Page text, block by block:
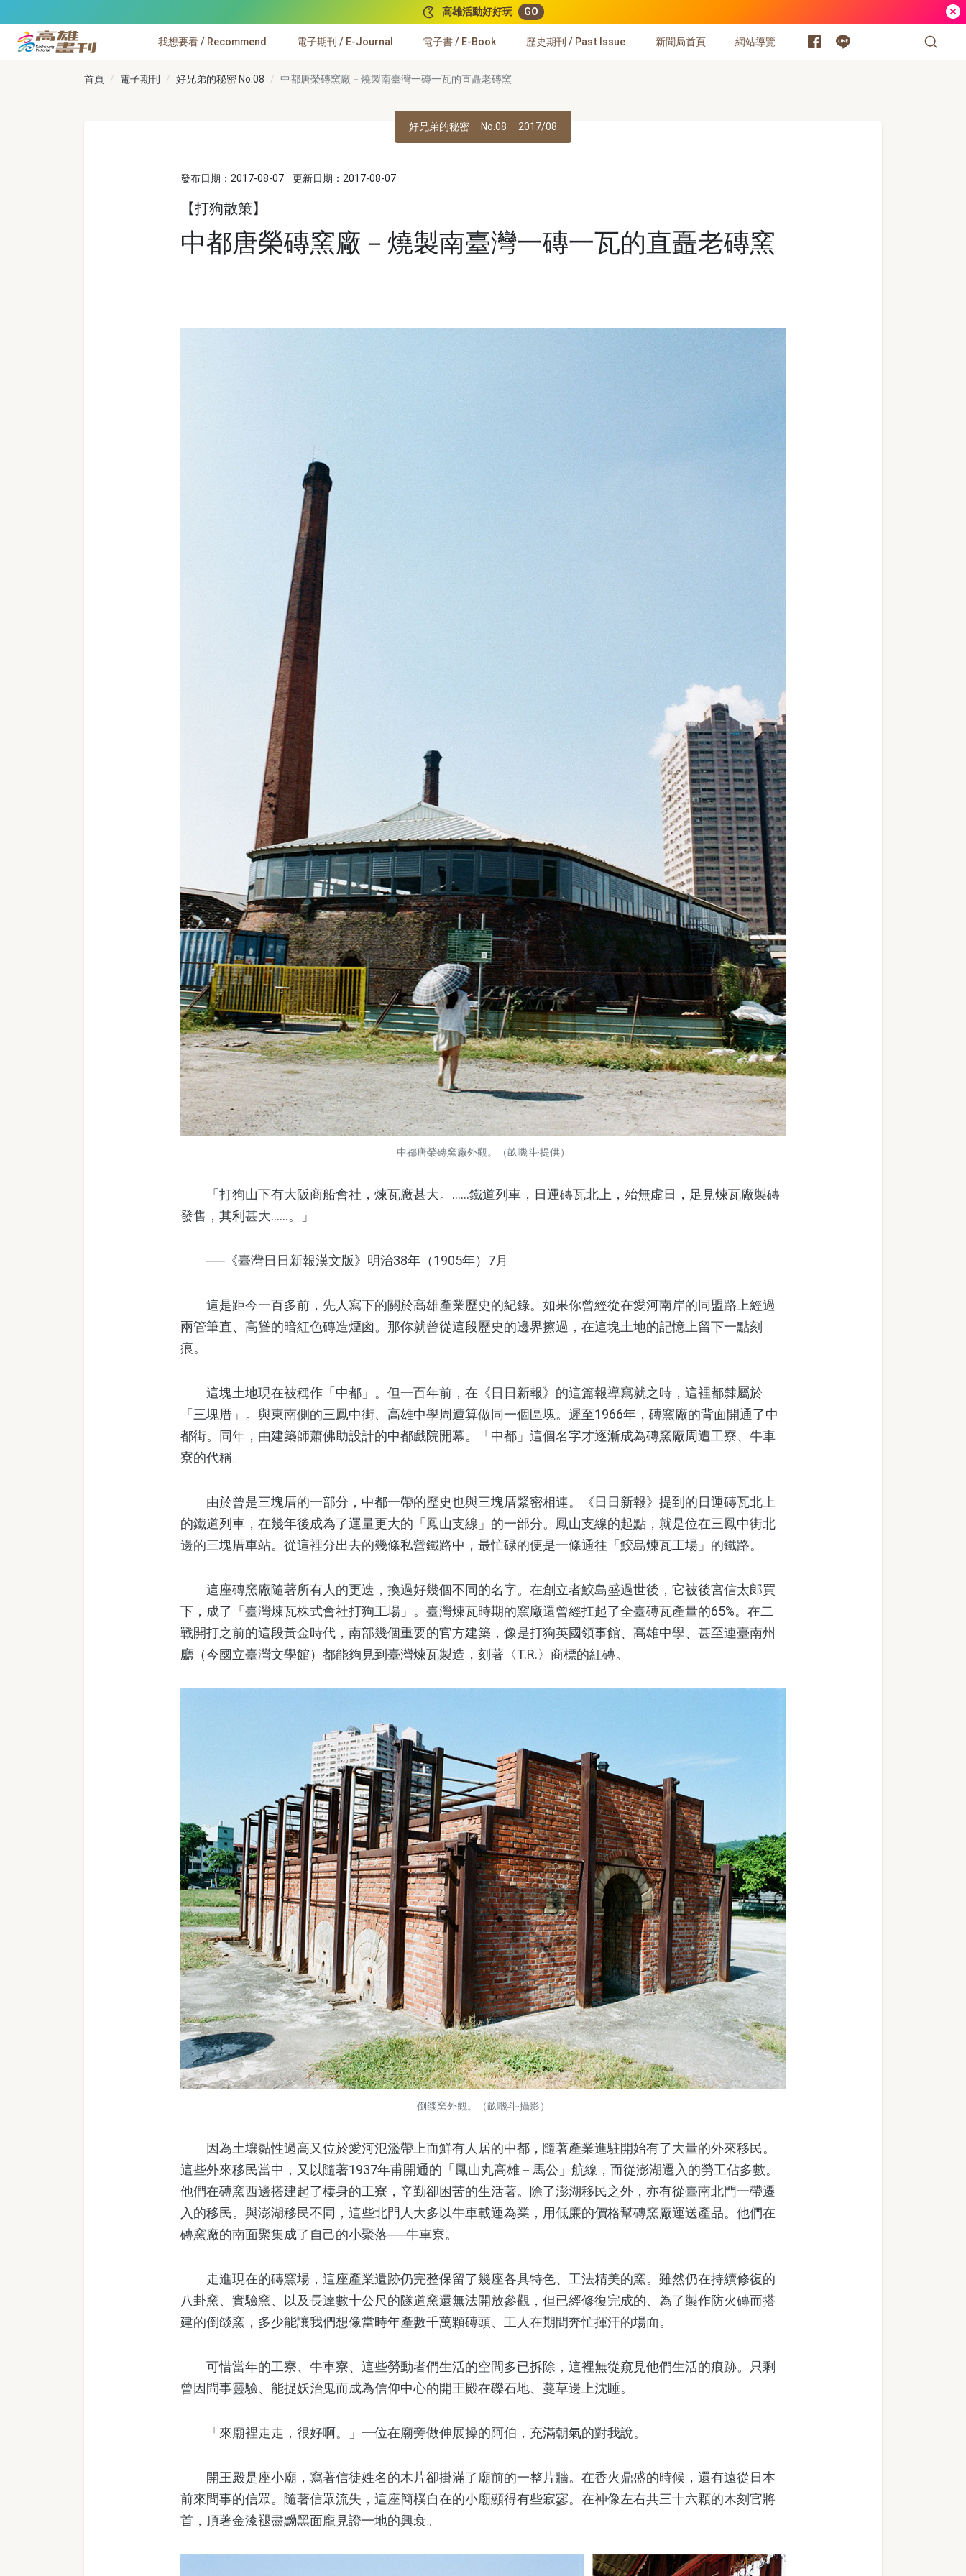
高雄活動好好玩 GO
高雄畫刊
我想要看 / Recommend 電子期刊 / E-Journal 電子書 / E-Book 歷史期刊 / Past Issue 新聞局首頁 網站導覽
首頁 電子期刊 好兄弟的秘密 No.08 中都唐榮磚窯廠－燒製南臺灣一磚一瓦的直矗老磚窯
好兄弟的秘密 No.08 2017/08
發布日期：2017-08-07 更新日期：2017-08-07
【打狗散策】
中都唐榮磚窯廠－燒製南臺灣一磚一瓦的直矗老磚窯
中都唐榮磚窯廠外觀。（畝嘰斗‧提供）
「打狗山下有大阪商船會社，煉瓦廠甚大。……鐵道列車，日運磚瓦北上，殆無虛日，足見煉瓦廠製磚
發售，其利甚大......。」
──《臺灣日日新報漢文版》明治38年（1905年）7月
這是距今一百多前，先人寫下的關於高雄產業歷史的紀錄。如果你曾經從在愛河南岸的同盟路上經過
兩管筆直、高聳的暗紅色磚造煙囪。那你就曾從這段歷史的邊界擦過，在這塊土地的記憶上留下一點刻
痕。
這塊土地現在被稱作「中都」。但一百年前，在《日日新報》的這篇報導寫就之時，這裡都隸屬於
「三塊厝」。與東南側的三鳳中街、高雄中學周遭算做同一個區塊。遲至1966年，磚窯廠的背面開通了中
都街。同年，由建築師蕭佛助設計的中都戲院開幕。「中都」這個名字才逐漸成為磚窯廠周遭工寮、牛車
寮的代稱。
由於曾是三塊厝的一部分，中都一帶的歷史也與三塊厝緊密相連。《日日新報》提到的日運磚瓦北上
的鐵道列車，在幾年後成為了運量更大的「鳳山支線」的一部分。鳳山支線的起點，就是位在三鳳中街北
邊的三塊厝車站。從這裡分出去的幾條私營鐵路中，最忙碌的便是一條通往「鮫島煉瓦工場」的鐵路。
這座磚窯廠隨著所有人的更迭，換過好幾個不同的名字。在創立者鮫島盛過世後，它被後宮信太郎買
下，成了「臺灣煉瓦株式會社打狗工場」。臺灣煉瓦時期的窯廠還曾經扛起了全臺磚瓦產量的65%。在二
戰開打之前的這段黃金時代，南部幾個重要的官方建築，像是打狗英國領事館、高雄中學、甚至連臺南州
廳（今國立臺灣文學館）都能夠見到臺灣煉瓦製造，刻著〈T.R.〉商標的紅磚。
倒燄窯外觀。（畝嘰斗‧攝影）
因為土壤黏性過高又位於愛河氾濫帶上而鮮有人居的中都，隨著產業進駐開始有了大量的外來移民。
這些外來移民當中，又以隨著1937年甫開通的「鳳山丸高雄－馬公」航線，而從澎湖遷入的勞工佔多數。
他們在磚窯西邊搭建起了棲身的工寮，辛勤卻困苦的生活著。除了澎湖移民之外，亦有從臺南北門一帶遷
入的移民。與澎湖移民不同，這些北門人大多以牛車載運為業，用低廉的價格幫磚窯廠運送產品。他們在
磚窯廠的南面聚集成了自己的小聚落──牛車寮。
走進現在的磚窯場，這座產業遺跡仍完整保留了幾座各具特色、工法精美的窯。雖然仍在持續修復的
八卦窯、實驗窯、以及長達數十公尺的隧道窯還無法開放參觀，但已經修復完成的、為了製作防火磚而搭
建的倒燄窯，多少能讓我們想像當時年產數千萬顆磚頭、工人在期間奔忙揮汗的場面。
可惜當年的工寮、牛車寮、這些勞動者們生活的空間多已拆除，這裡無從窺見他們生活的痕跡。只剩
曾因問事靈驗、能捉妖治鬼而成為信仰中心的開王殿在礫石地、蔓草邊上沈睡。
「來廟裡走走，很好啊。」一位在廟旁做伸展操的阿伯，充滿朝氣的對我說。
開王殿是座小廟，寫著信徒姓名的木片卻掛滿了廟前的一整片牆。在香火鼎盛的時候，還有遠從日本
前來問事的信眾。隨著信眾流失，這座簡樸自在的小廟顯得有些寂寥。在神像左右共三十六顆的木刻官將
首，頂著金漆褪盡黝黑面龐見證一地的興衰。